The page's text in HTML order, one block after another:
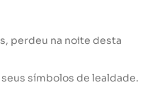
perdeu na noite desta
símbolos de lealdade.